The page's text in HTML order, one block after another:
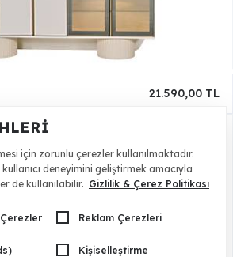
21.590,00 TL
için zorunlu çerezler kullanılmaktadır.
deneyimini geliştirmek amacıyla
de kullanılabilir. Gizlilik & Çerez Politikası
Reklam Çerezleri
Kişiselleştirme